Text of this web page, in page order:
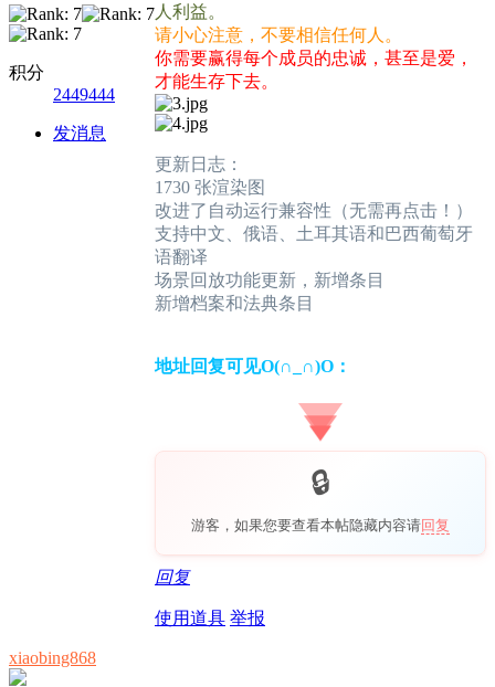
积分
2449444
发消息
人利益。
请小心注意，不要相信任何人。
你需要赢得每个成员的忠诚，甚至是爱，
才能生存下去。
更新日志：
1730 张渲染图
改进了自动运行兼容性（无需再点击！）
支持中文、俄语、土耳其语和巴西葡萄牙
语翻译
场景回放功能更新，新增条目
新增档案和法典条目
地址回复可见O(∩_∩)O：
游客，如果您要查看本帖隐藏内容请回复
回复
使用道具 举报
xiaobing868